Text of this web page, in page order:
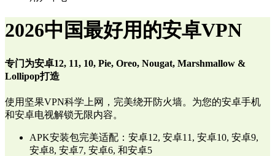
2026中国最好用的安卓VPN
专门为安卓12, 11, 10, Pie, Oreo, Nougat, Marshmallow &
Lollipop打造
使用坚果VPN科学上网，完美绕开防火墙。为您的安卓手机
和安卓电视解锁无限内容。
APK安装包完美适配：安卓12, 安卓11, 安卓10, 安卓9,
安卓8, 安卓7, 安卓6, 和安卓5